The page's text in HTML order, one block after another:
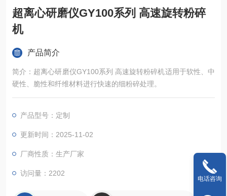
超离心研磨仪GY100系列 高速旋转粉碎
机
产品简介
简介：超离心研磨仪GY100系列 高速旋转粉碎机适用于软性、中
硬性、脆性和纤维材料进行快速的细粉碎处理。
产品型号：定制
更新时间：2025-11-02
厂商性质：生产厂家
访问量：2202
电话咨询